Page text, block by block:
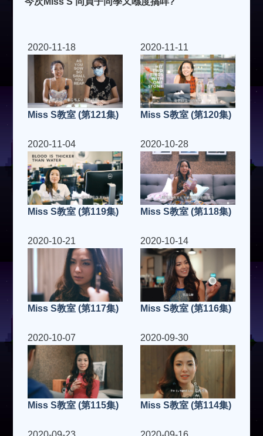
2020-11-18
Miss S教室 (第121集)
2020-11-11
Miss S教室 (第120集)
2020-11-04
Miss S教室 (第119集)
2020-10-28
Miss S教室 (第118集)
2020-10-21
Miss S教室 (第117集)
2020-10-14
Miss S教室 (第116集)
2020-10-07
Miss S教室 (第115集)
2020-09-30
Miss S教室 (第114集)